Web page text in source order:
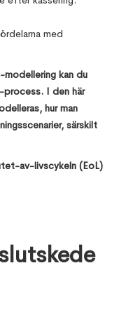
med
kan du
I den här
hur man
särskilt
av-livscykeln (EoL)